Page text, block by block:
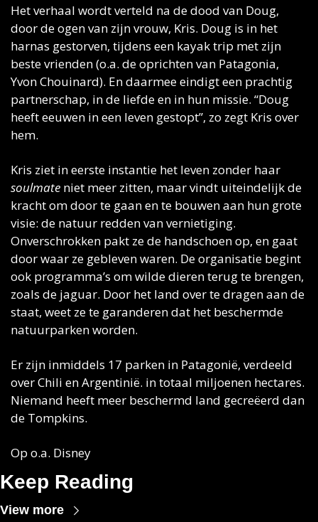
Het verhaal wordt verteld na de dood van Doug,
door de ogen van zijn vrouw, Kris. Doug is in het
harnas gestorven, tijdens een kayak trip met zijn
beste vrienden (o.a. de oprichten van Patagonia,
Yvon Chouinard). En daarmee eindigt een prachtig
partnerschap, in de liefde en in hun missie. “Doug
heeft eeuwen in een leven gestopt”, zo zegt Kris over
hem.
soulmate niet meer zitten, maar vindt uiteindelijk de
kracht om door te gaan en te bouwen aan hun grote
visie: de natuur redden van vernietiging.
Onverschrokken pakt ze de handschoen op, en gaat
door waar ze gebleven waren. De organisatie begint
ook programma’s om wilde dieren terug te brengen,
zoals de jaguar. Door het land over te dragen aan de
staat, weet ze te garanderen dat het beschermde
natuurparken worden.
Er zijn inmiddels 17 parken in Patagonië, verdeeld
over Chili en Argentinië. in totaal miljoenen hectares.
Niemand heeft meer beschermd land gecreëerd dan
de Tompkins.
Op o.a. Disney
Keep Reading
View more